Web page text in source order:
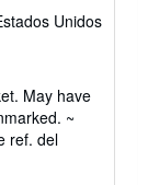
Unidos
May have
~
ref. del